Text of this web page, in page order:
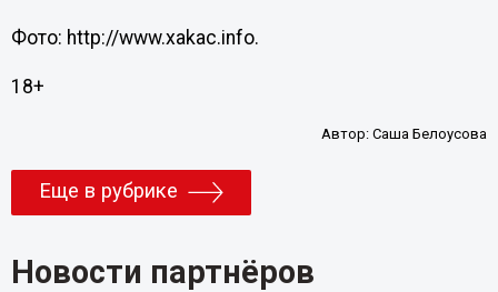
Фото: http://www.xakac.info.
18+
Автор:Саша Белоусова
Еще в рубрике
Новости партнёров